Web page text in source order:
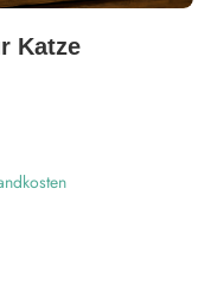
Katze